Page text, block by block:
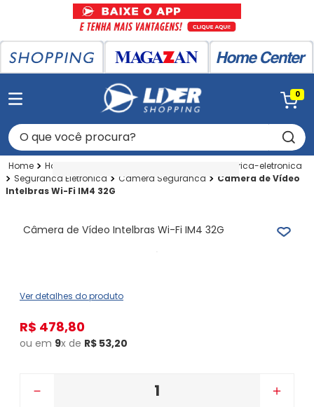
0
O que você procura?
Home Center
Utilidades Eletrica-eletronica
Seguranca Eletronica
Camera Seguranca
Câmera de Vídeo
Intelbras Wi-Fi IM4 32G
Câmera de Vídeo Intelbras Wi-Fi IM4 32G
Ver detalhes do produto
R$ 478,80
ou em 9x de R$ 53,20
＋
－